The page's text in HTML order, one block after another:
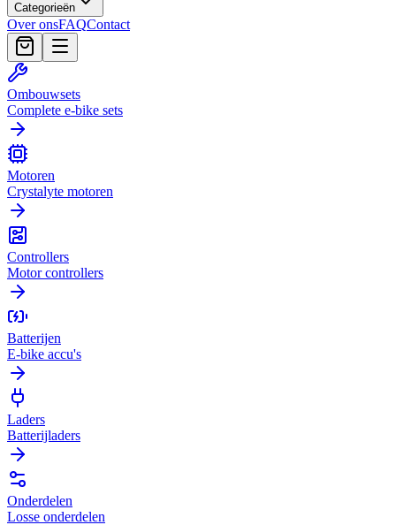
Categorieën
Over onsFAQContact
Ombouwsets
Complete e-bike sets
Motoren
Crystalyte motoren
Controllers
Motor controllers
Batterijen
E-bike accu's
Laders
Batterijladers
Onderdelen
Losse onderdelen